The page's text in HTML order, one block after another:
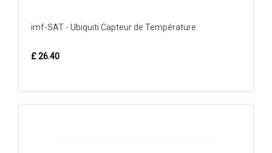
imf-SAT - Ubiquiti Capteur de Température
£ 26.40